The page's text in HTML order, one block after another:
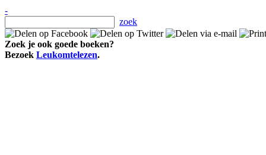
-
zoek
Zoek je ook goede boeken?
Bezoek Leukomtelezen.